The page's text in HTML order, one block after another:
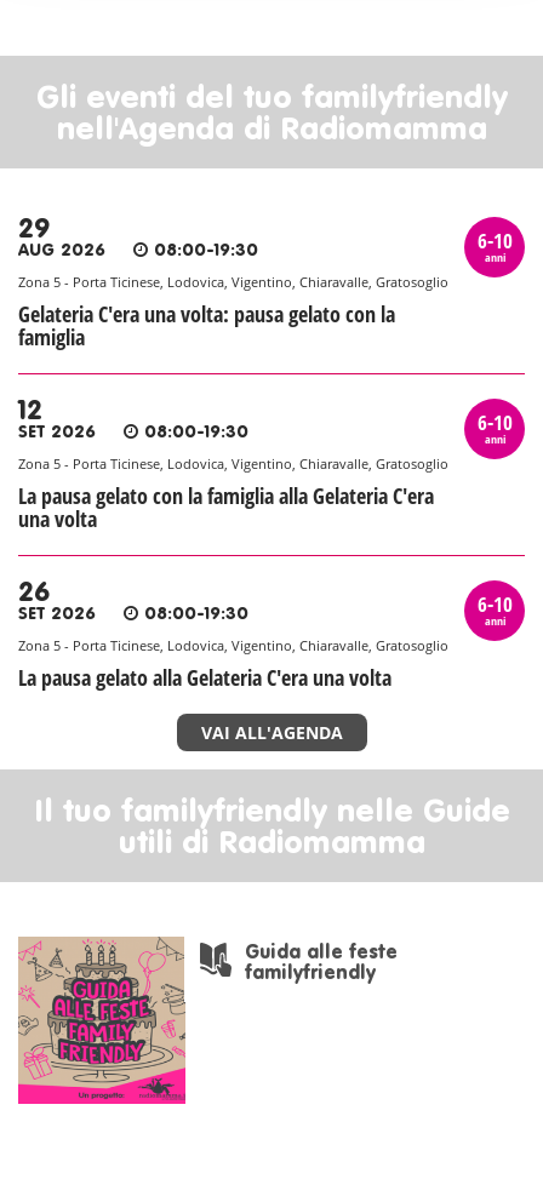
Gli eventi del tuo familyfriendly
nell'Agenda di Radiomamma
29
AUG 2026 08:00-19:30
Zona 5 - Porta Ticinese, Lodovica, Vigentino, Chiaravalle, Gratosoglio
Gelateria C'era una volta: pausa gelato con la
famiglia
6-10
anni
12
SET 2026 08:00-19:30
Zona 5 - Porta Ticinese, Lodovica, Vigentino, Chiaravalle, Gratosoglio
La pausa gelato con la famiglia alla Gelateria C'era
una volta
6-10
anni
26
SET 2026 08:00-19:30
Zona 5 - Porta Ticinese, Lodovica, Vigentino, Chiaravalle, Gratosoglio
La pausa gelato alla Gelateria C'era una volta
6-10
anni
VAI ALL'AGENDA
Il tuo familyfriendly nelle Guide
utili di Radiomamma
Guida alle feste
familyfriendly